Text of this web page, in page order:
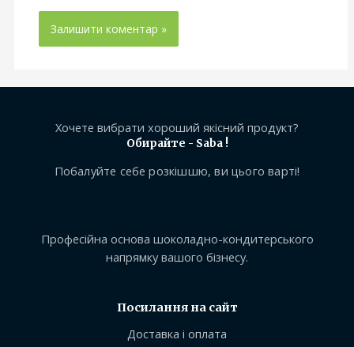
Хочете вибрати хороший якісний продукт?
Обирайте - Saba !
Побалуйте себе розкішшю, ви цього варті!
Професійна основа шоколадно-кондитерського
напрямку вашого бізнесу.
Посилання на сайт
Доставка і оплата